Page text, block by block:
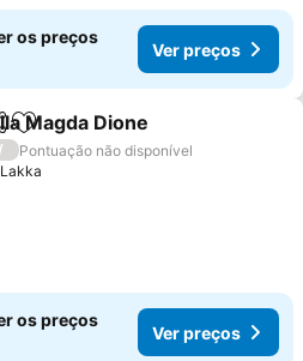
os preços
Ver preços
Adicionar aos favoritos
Magda Dione
/
Pontuação não disponível
Lakka
os preços
Ver preços